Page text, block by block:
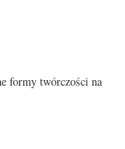
formy twórczości na